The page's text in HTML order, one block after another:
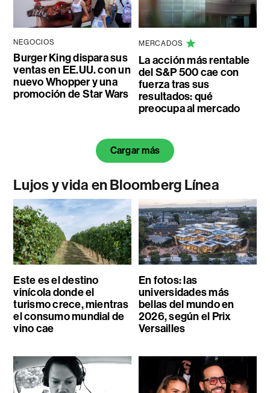
NEGOCIOS
Burger King dispara sus
ventas en EE.UU. con un
nuevo Whopper y una
promoción de Star Wars
MERCADOS
La acción más rentable
del S&P 500 cae con
fuerza tras sus
resultados: qué
preocupa al mercado
Cargar más
Lujos y vida en Bloomberg Línea
Este es el destino
vinícola donde el
turismo crece, mientras
el consumo mundial de
vino cae
En fotos: las
universidades más
bellas del mundo en
2026, según el Prix
Versailles